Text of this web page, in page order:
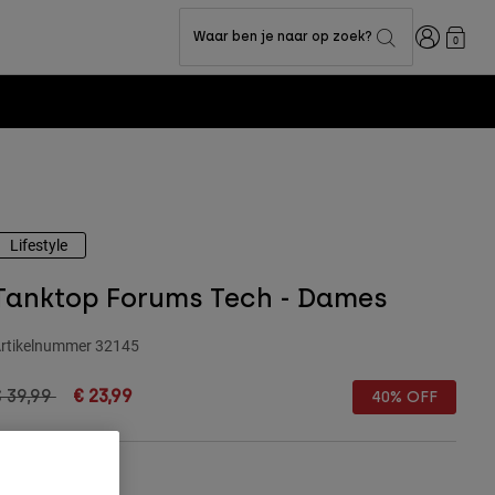
Waar ben je naar op zoek? Inloggen
0
Lifestyle
Forums Tech - Dames
32145
reduced from
39,99to€ 23,99 40% OFF